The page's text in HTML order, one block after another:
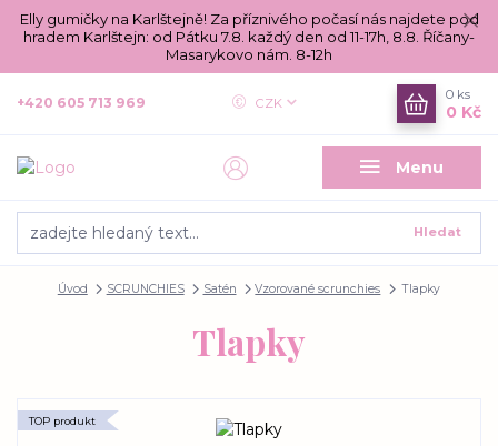
Elly gumičky na Karlštejně! Za příznivého počasí nás najdete pod
hradem Karlštejn: od Pátku 7.8. každý den od 11-17h, 8.8. Říčany-
Masarykovo nám. 8-12h
Menu
CZK
Hledat
+420 605 713 969
0 ks
0 Kč
Úvod SCRUNCHIES Satén Vzorované scrunchies Tlapky
Tlapky
TOP produkt